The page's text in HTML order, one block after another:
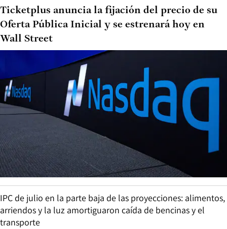
Ticketplus anuncia la fijación del precio de su
Oferta Pública Inicial y se estrenará hoy en
Wall Street
IPC de julio en la parte baja de las proyecciones: alimentos,
arriendos y la luz amortiguaron caída de bencinas y el
transporte